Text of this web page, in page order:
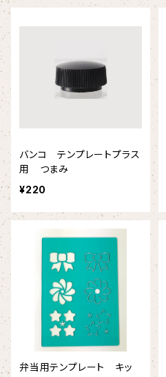
バンコ テンプレートプラス
用 つまみ
¥220
弁当用テンプレート キッ